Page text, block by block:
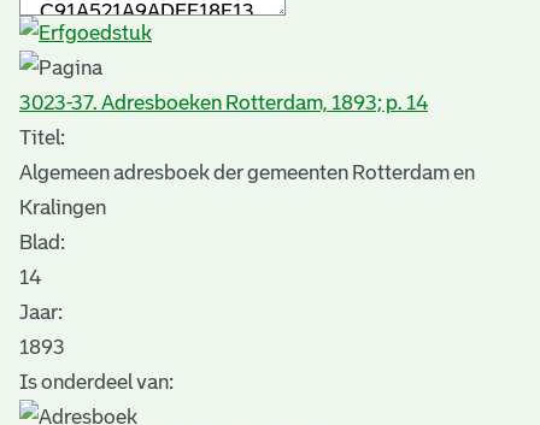
3023-37. Adresboeken Rotterdam, 1893; p. 14
Titel:
Algemeen adresboek der gemeenten Rotterdam en
Kralingen
Blad:
14
Jaar:
1893
Is onderdeel van: